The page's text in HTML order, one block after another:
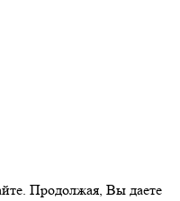
Продолжая, Вы даете